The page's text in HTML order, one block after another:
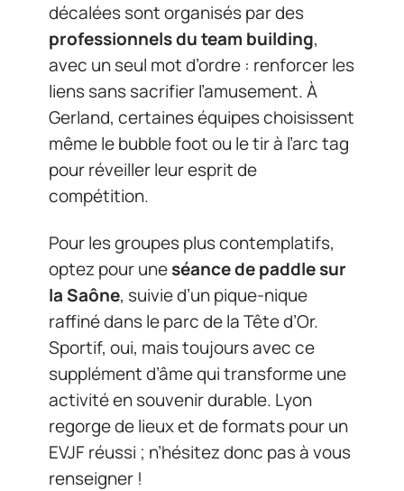
décalées sont organisés par des
professionnels du team building,
avec un seul mot d’ordre : renforcer les
liens sans sacrifier l’amusement. À
Gerland, certaines équipes choisissent
même le bubble foot ou le tir à l’arc tag
pour réveiller leur esprit de
compétition.
Pour les groupes plus contemplatifs,
optez pour uneséance de paddle sur
la Saône, suivie d’un pique-nique
raffiné dans le parc de la Tête d’Or.
Sportif, oui, mais toujours avec ce
supplément d’âme qui transforme une
activité en souvenir durable. Lyon
regorge de lieux et de formats pour un
EVJF réussi ; n’hésitez donc pas à vous
renseigner !